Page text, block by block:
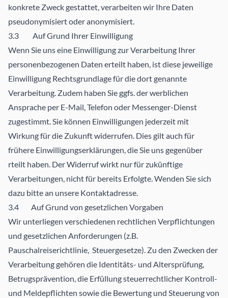
konkrete Zweck gestattet, verarbeiten wir Ihre Daten
pseudonymisiert oder anonymisiert.
3.3 Auf Grund Ihrer Einwilligung
Wenn Sie uns eine Einwilligung zur Verarbeitung Ihrer
personenbezogenen Daten erteilt haben, ist diese jeweilige
Einwilligung Rechtsgrundlage für die dort genannte
Verarbeitung. Zudem haben Sie ggfs. der werblichen
Ansprache per E-Mail, Telefon oder Messenger-Dienst
zugestimmt. Sie können Einwilligungen jederzeit mit
Wirkung für die Zukunft widerrufen. Dies gilt auch für
frühere Einwilligungserklärungen, die Sie uns gegenüber
rteilt haben. Der Widerruf wirkt nur für zukünftige
Verarbeitungen, nicht für bereits Erfolgte. Wenden Sie sich
dazu bitte an unsere Kontaktadresse.
3.4 Auf Grund von gesetzlichen Vorgaben
Wir unterliegen verschiedenen rechtlichen Verpflichtungen
und gesetzlichen Anforderungen (z.B.
Pauschalreiserichtlinie, Steuergesetze). Zu den Zwecken der
Verarbeitung gehören die Identitäts- und Altersprüfung,
Betrugsprävention, die Erfüllung steuerrechtlicher Kontroll-
und Meldepflichten sowie die Bewertung und Steuerung von